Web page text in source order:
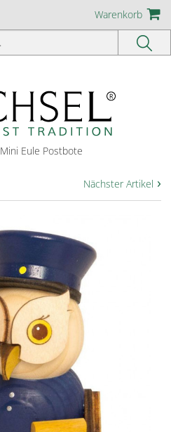
Warenkorb
Mini Eule Postbote
Nächster Artikel ›